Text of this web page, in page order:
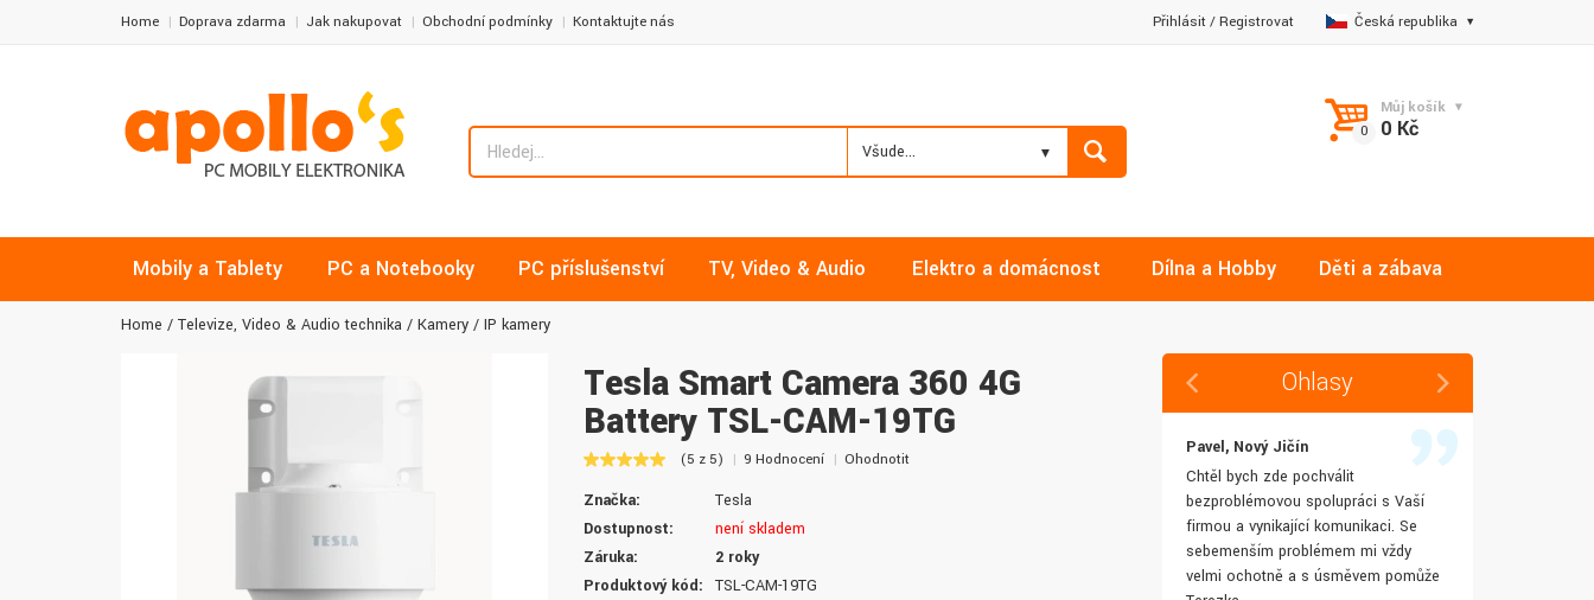
Home Doprava zdarma Jak nakupovat Obchodní podmínky Kontaktujte nás Česká republika
Přihlásit/Registrovat
Všude...
Můj košík
0 Kč
Mobily a Tablety PC a Notebooky PC příslušenství TV, Video & Audio Elektro a domácnost Dílna a Hobby Děti a zábava
Home Televize, Video & Audio technika Kamery IP kamery
Tesla Smart Camera 360 4G
Battery TSL-CAM-19TG
(5 z 5) 9 Hodnocení Ohodnotit
Značka:
Tesla
Dostupnost:
není skladem
Záruka:
2 roky
Produktový kód:
TSL-CAM-19TG
Ohlasy
Milan, Mělník
vždy v pořádku. Vše skladem a za
normální ceny. Třešničkou na dortu je
doručení do druhého dne.
Pavel, Nový Jičín
Chtěl bych zde pochválit
bezproblémovou spolupráci s Vaší
firmou a vynikající komunikaci. Se
sebemenším problémem mi vždy
velmi ochotně a s úsměvem pomůže